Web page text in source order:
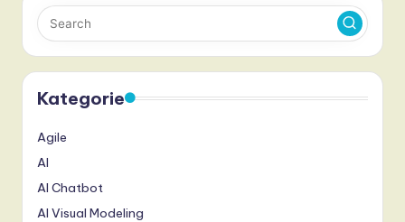
Kategorie
Agile
AI
AI Chatbot
AI Visual Modeling